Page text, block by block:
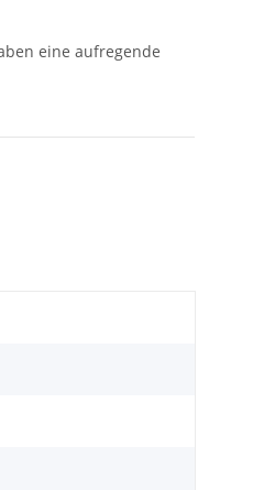
eine aufregende